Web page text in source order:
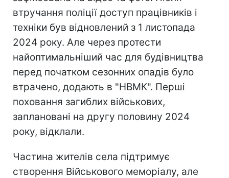
втручання поліції доступ працівників i
техніки був відновлений з 1 листопада
2024 року. Але через протести
найоптимальніший час для будівництва
перед початком сезонних опадів було
втрачено, додають в "НВМК". Перші
поховання загиблих військових,
заплановані на другу половину 2024
року, відклали.
Частина жителів села підтримує
створення Військового меморіалу, але